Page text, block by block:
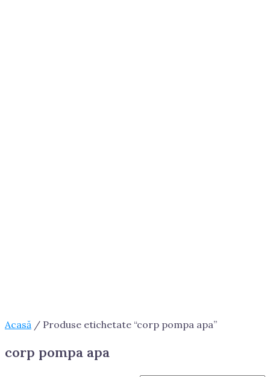
Acasă / Produse etichetate “corp pompa apa”
corp pompa apa